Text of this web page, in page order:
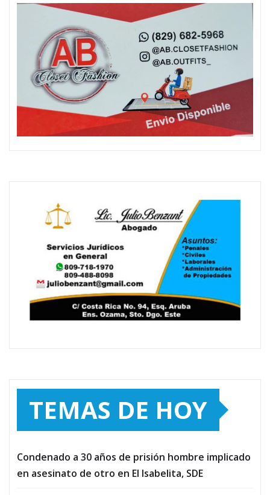
TEMAS DE HOY
Condenado a 30 años de prisión hombre implicado
en asesinato de otro en El Isabelita, SDE